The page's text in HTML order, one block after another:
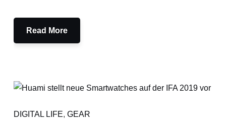
Read More
DIGITAL LIFE, GEAR